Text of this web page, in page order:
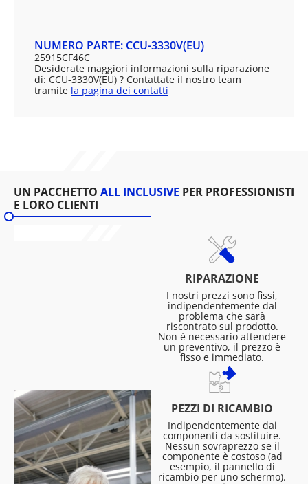
NUMERO PARTE: CCU-3330V(EU)
25915CF46C
Desiderate maggiori informazioni sulla riparazione
di: CCU-3330V(EU) ? Contattate il nostro team
tramite la pagina dei contatti
UN PACCHETTO ALL INCLUSIVE PER PROFESSIONISTI
E LORO CLIENTI
RIPARAZIONE
I nostri prezzi sono fissi,
indipendentemente dal
problema che sarà
riscontrato sul prodotto.
Non è necessario attendere
un preventivo, il prezzo è
fisso e immediato.
PEZZI DI RICAMBIO
Indipendentemente dai
componenti da sostituire.
Nessun sovraprezzo se il
componente è costoso (ad
esempio, il pannello di
ricambio per uno schermo).